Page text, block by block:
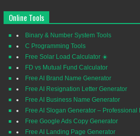
Online Tools
Binary & Number System Tools
C Programming Tools
Free Solar Load Calculator ☀️
FD vs Mutual Fund Calculator
Free AI Brand Name Generator
Free AI Resignation Letter Generator
Free AI Business Name Generator
Free AI Slogan Generator – Professional
Free Google Ads Copy Generator
Free AI Landing Page Generator